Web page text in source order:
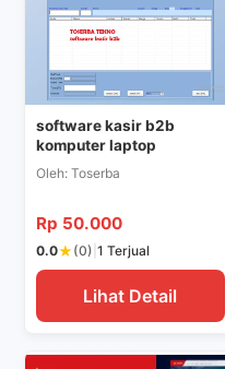
>
software kasir b2b
komputer laptop
Oleh: Toserba
Rp 50.000
0.0★(0) |1 Terjual
Lihat Detail